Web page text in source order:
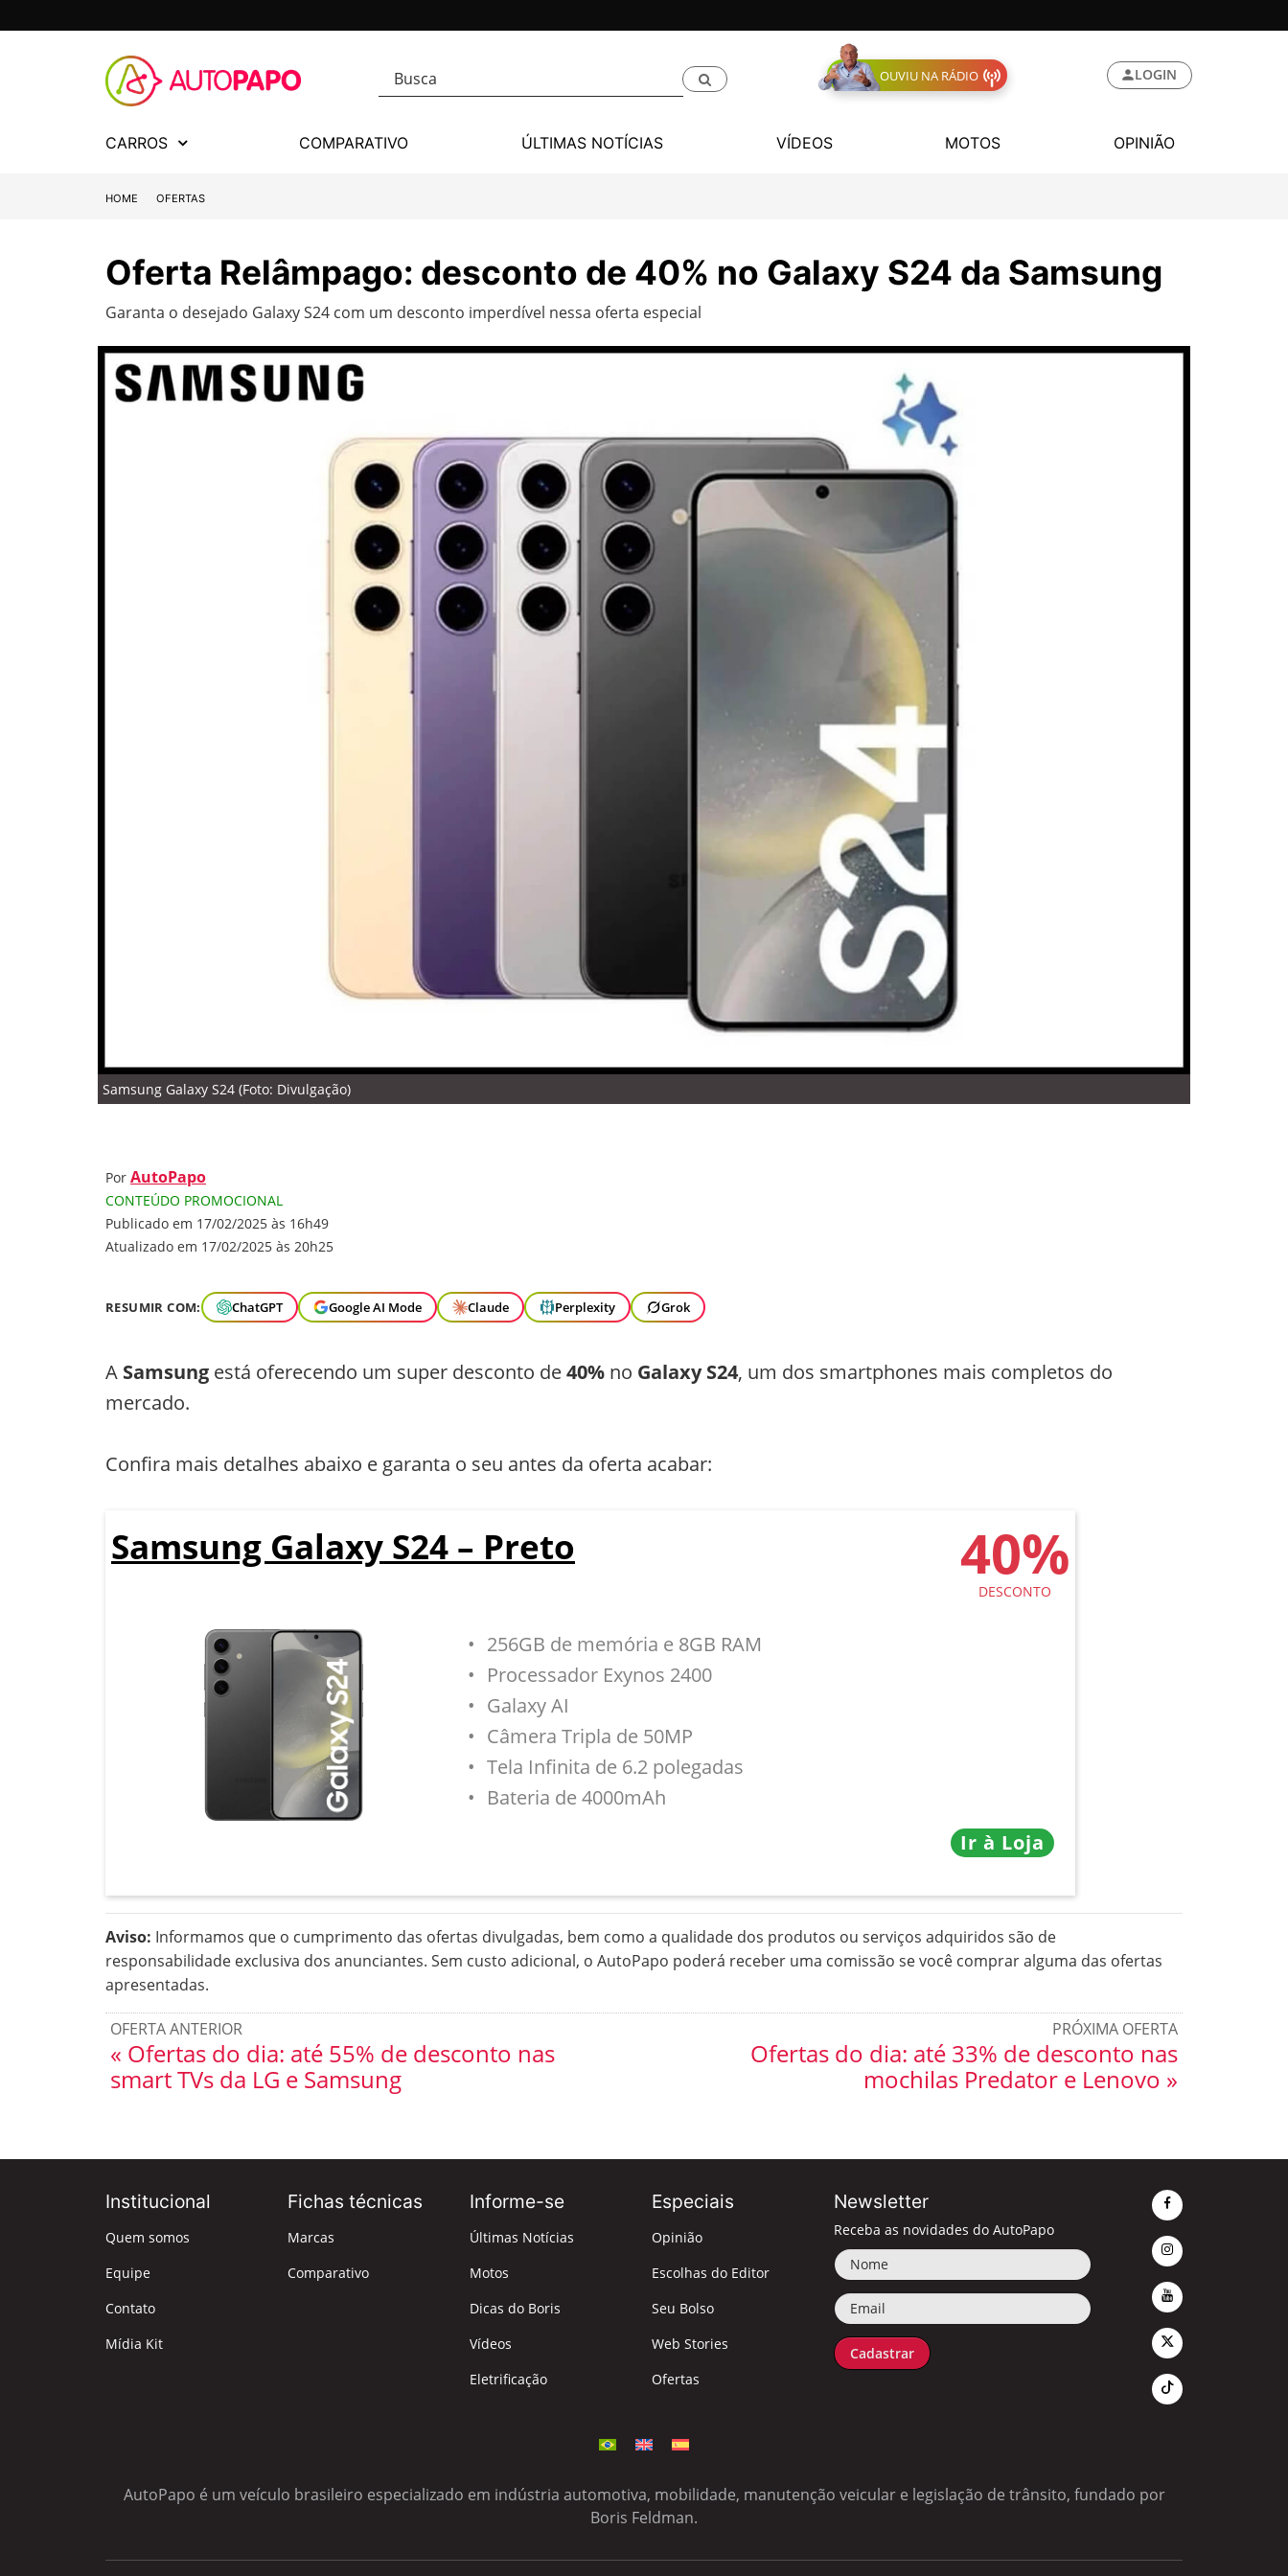
OUVIU NA RÁDIO LOGIN
CARROS COMPARATIVO ÚLTIMAS NOTÍCIAS VÍDEOS MOTOS OPINIÃO
HOME OFERTAS
Oferta Relâmpago: desconto de 40% no Galaxy S24 da Samsung
Garanta o desejado Galaxy S24 com um desconto imperdível nessa oferta especial
Samsung Galaxy S24 (Foto: Divulgação)
Por AutoPapo
CONTEÚDO PROMOCIONAL
Publicado em 17/02/2025 às 16h49
Atualizado em 17/02/2025 às 20h25
RESUMIR COM: ChatGPT Google AI Mode Claude Perplexity Grok
A Samsung está oferecendo um super desconto de40% no Galaxy S24, um dos smartphones mais completos do
mercado.
Confira mais detalhes abaixo e garanta o seu antes da oferta acabar:
Samsung Galaxy S24 – Preto 40%
DESCONTO
256GB de memória e 8GB RAM
Processador Exynos 2400
Galaxy AI
Câmera Tripla de 50MP
Tela Infinita de 6.2 polegadas
Bateria de 4000mAh
Ir à Loja
Aviso: Informamos que o cumprimento das ofertas divulgadas, bem como a qualidade dos produtos ou serviços adquiridos são de
responsabilidade exclusiva dos anunciantes. Sem custo adicional, o AutoPapo poderá receber uma comissão se você comprar alguma das ofertas
apresentadas.
PRÓXIMA OFERTA
Ofertas do dia: até 33% de desconto nas
mochilas Predator e Lenovo »
OFERTA ANTERIOR
« Ofertas do dia: até 55% de desconto nas
smart TVs da LG e Samsung
Institucional
Quem somos
Equipe
Contato
Mídia Kit
Fichas técnicas
Marcas
Comparativo
Informe-se
Últimas Notícias
Motos
Dicas do Boris
Vídeos
Eletrificação
Especiais
Opinião
Escolhas do Editor
Seu Bolso
Web Stories
Ofertas
Newsletter
Receba as novidades do AutoPapo
Nome
Email
Cadastrar
AutoPapo é um veículo brasileiro especializado em indústria automotiva, mobilidade, manutenção veicular e legislação de trânsito, fundado por
Boris Feldman.